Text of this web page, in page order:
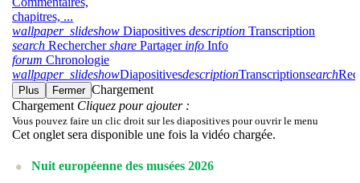
Nuit européenne des musées 2026